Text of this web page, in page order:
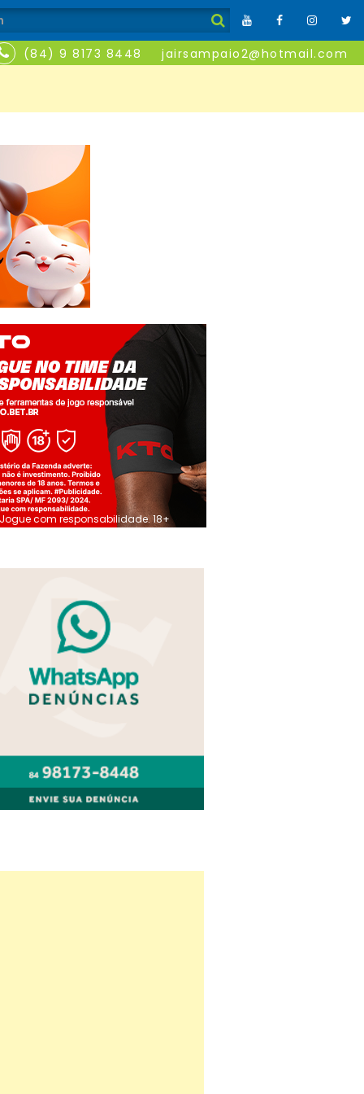
(84) 9 8173 8448 jairsampaio2@hotmail.com
Jogue com responsabilidade. 18+